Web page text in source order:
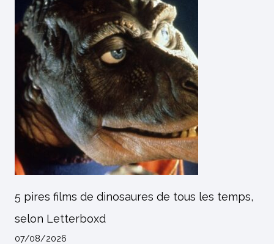
5 pires films de dinosaures de tous les temps,
selon Letterboxd
07/08/2026